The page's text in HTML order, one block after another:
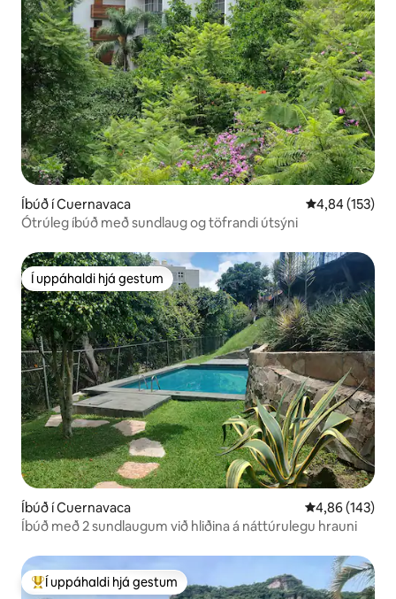
Íbúð í Cuernavaca 4,84 af 5 í
4,84 (153)
Ótrúleg íbúð með sundlaug og töfrandi útsýni
Í uppáhaldi hjá gestum
Í uppáhaldi hjá gestum
Íbúð í Cuernavaca 4,86 af 5 í
4,86 (143)
Íbúð með 2 sundlaugum við hliðina á náttúrulegu hrauni
Í mestu uppáhaldi hjá gestum
Í uppáhaldi hjá gestum